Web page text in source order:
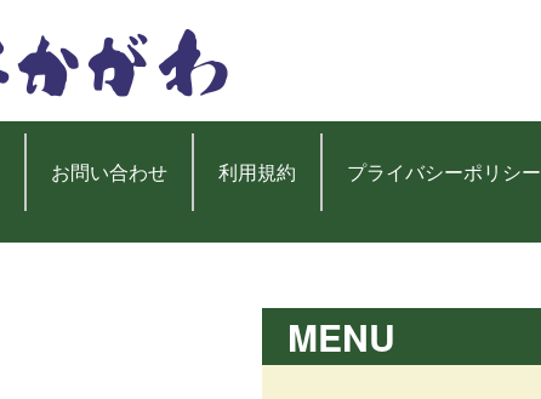
お問い合わせ 利用規約 プライバシーポリシー
MENU